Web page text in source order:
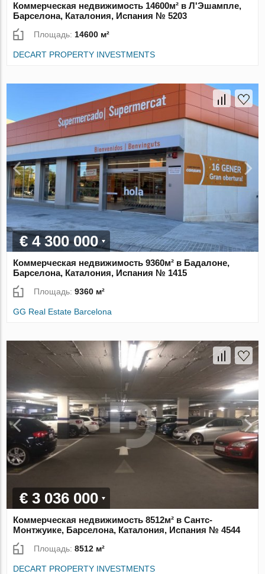
Коммерческая недвижимость 14600м² в Л'Эшампле,
Барселона, Каталония, Испания № 5203
Площадь:14600 м²
DECART PROPERTY INVESTMENTS
€ 4 300 000
Коммерческая недвижимость 9360м² в Бадалоне,
Барселона, Каталония, Испания № 1415
Площадь:9360 м²
GG Real Estate Barcelona
€ 3 036 000
Коммерческая недвижимость 8512м² в Сантс-
Монтжуике, Барселона, Каталония, Испания № 4544
Площадь:8512 м²
DECART PROPERTY INVESTMENTS